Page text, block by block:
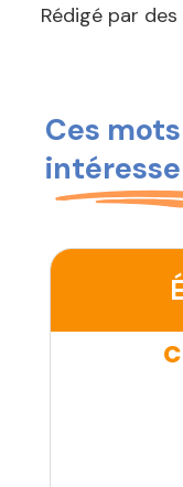
Rédigé par
Ces